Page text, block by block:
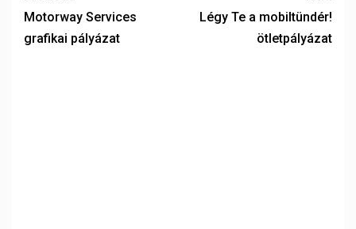
Motorway Services
grafikai pályázat
Légy Te a mobiltündér!
ötletpályázat